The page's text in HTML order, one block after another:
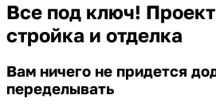
Все под ключ!
стройка и отделка
Вам ничего не придется
переделывать